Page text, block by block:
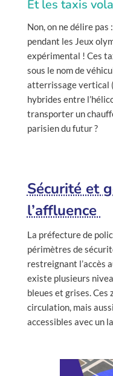
Et les taxis
Non, on ne délire
pendant les Jeux
expérimental ! Ces
sous le nom de
atterrissage vertical
hybrides entre
transporter un
parisien du futur ?
Sécurité et
l’affluence
La préfecture de
périmètres de
restreignant l’accès
existe plusieurs
bleues et grises. Ces
circulation, mais
accessibles avec un